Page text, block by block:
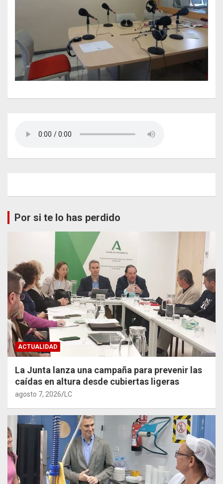
Por si te lo has perdido
ACTUALIDAD
La Junta lanza una campaña para prevenir las
caídas en altura desde cubiertas ligeras
agosto 7, 2026 LC